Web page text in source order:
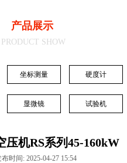
产品展示
PRODUCT SHOW
坐标测量 硬度计
试验机
显微镜
压机RS系列45-160kW
时间: 2025-04-27 15:54